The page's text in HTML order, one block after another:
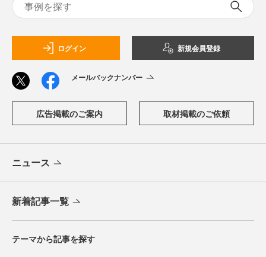
ログイン 新規会員登録
メールバックナンバー
広告掲載のご案内 取材掲載のご依頼
ニュース
新着記事一覧
テーマから記事を探す